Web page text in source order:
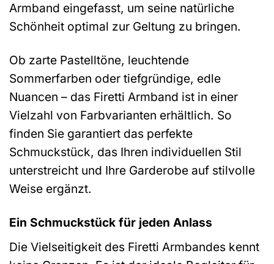
Armband eingefasst, um seine natürliche
Schönheit optimal zur Geltung zu bringen.
Ob zarte Pastelltöne, leuchtende
Sommerfarben oder tiefgründige, edle
Nuancen – das Firetti Armband ist in einer
Vielzahl von Farbvarianten erhältlich. So
finden Sie garantiert das perfekte
Schmuckstück, das Ihren individuellen Stil
unterstreicht und Ihre Garderobe auf stilvolle
Weise ergänzt.
Ein Schmuckstück für jeden Anlass
Die Vielseitigkeit des Firetti Armbandes kennt